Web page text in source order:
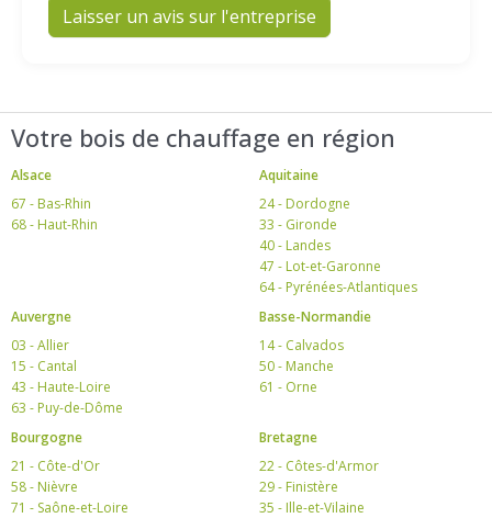
Laisser un avis sur l'entreprise
Votre bois de chauffage en région
Alsace
67 - Bas-Rhin
68 - Haut-Rhin
Aquitaine
24 - Dordogne
33 - Gironde
40 - Landes
47 - Lot-et-Garonne
64 - Pyrénées-Atlantiques
Auvergne
03 - Allier
15 - Cantal
43 - Haute-Loire
63 - Puy-de-Dôme
Basse-Normandie
14 - Calvados
50 - Manche
61 - Orne
Bourgogne
21 - Côte-d'Or
58 - Nièvre
71 - Saône-et-Loire
Bretagne
22 - Côtes-d'Armor
29 - Finistère
35 - Ille-et-Vilaine